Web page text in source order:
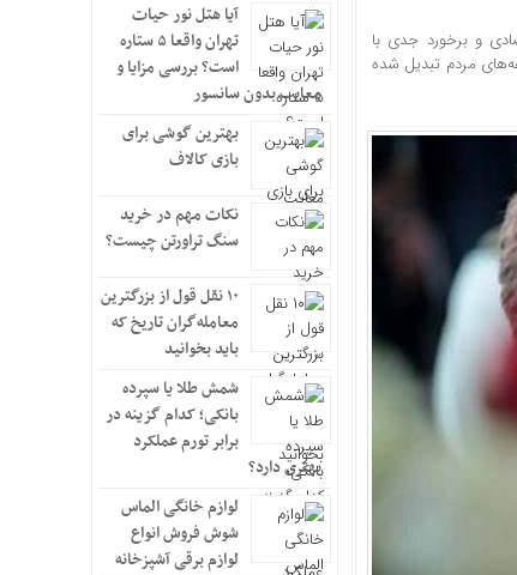
و برخورد جدی با
مردم تبدیل شده
آیا هتل نور حیات
تهران واقعا ۵ ستاره
است؟ بررسی مزایا و
معایب بدون سانسور
بهترین گوشی برای
بازی کالاف
نکات مهم در خرید
سنگ تراورتن چیست؟
۱۰ نقل قول از بزرگترین
معامله‌گران تاریخ که
باید بخوانید
شمش طلا یا سپرده
بانکی؛ کدام گزینه در
برابر تورم عملکرد
بهتری دارد؟
لوازم خانگی الماس
شوش فروش انواع
لوازم برقی آشپزخانه